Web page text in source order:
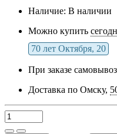
Наличие: В наличии
Можно купить
70 лет Октября, 20
При заказе самовывоз
Доставка по Омску,